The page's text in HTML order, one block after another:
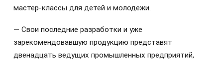
мастер-классы для детей и молодежи.
— Свои последние разработки и уже
зарекомендовавшую продукцию представят
двенадцать ведущих промышленных предприятий,